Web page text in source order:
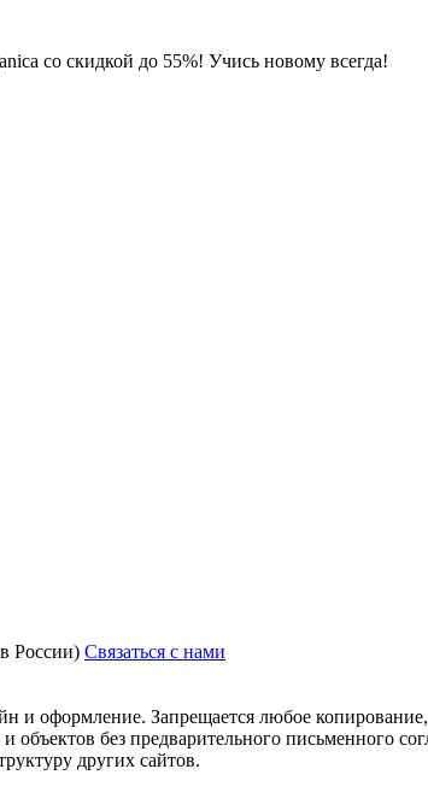
со скидкой до 55%! Учись новому всегда!
России) Связаться с нами
и оформление. Запрещается любое
без предварительного письменного
других сайтов.